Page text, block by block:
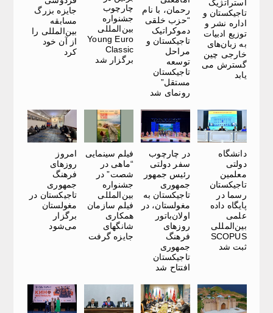
استراتژیک
تاجیکستان و
اداره نشر و
توزیع ادبیات
به زبان‌های
خارجی چین
گسترش می
یابد
رحمان، با نام
“حزب خلقی
دموکراتیک
تاجیکستان و
مراحل
توسعه
تاجیکستان
مستقل”
رونمای شد
چارچوب
جشنواره
بین‌المللی
Young Euro
Classic
برگزار شد
جایزه بزرگ
مسابقه
بین‌المللی را
از آن خود
کرد
دانشگاه
دولتی
معلمین
تاجیکستان
رسما در
پایگاه داده
علمی
بین‌المللی
SCOPUS
ثبت شد
در چارچوب
سفر دولتی
رئیس جمهور
جمهوری
تاجیکستان به
مغولستان، در
اولان‌باتور
روزهای
فرهنگ
جمهوری
تاجیکستان
افتتاح شد
فیلم سینمایی
“ماهی در
شصت” در
جشنواره
بین‌المللی
فیلم سازمان
همکاری
شانگهای
جایزه گرفت
امروز
روزهای
فرهنگ
جمهوری
تاجیکستان در
مغولستان
برگزار
می‌شود